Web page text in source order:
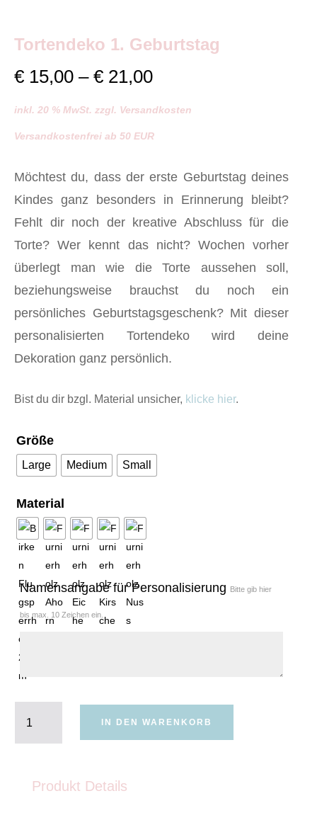
Tortendeko 1. Geburtstag
€ 15,00 – € 21,00Preisspanne:
bis
€ 21,00
inkl. 20 % MwSt. zzgl. Versandkosten
Versandkostenfrei ab 50 EUR
Möchtest du, dass der erste Geburtstag deines
Kindes ganz besonders in Erinnerung bleibt?
Fehlt dir noch der kreative Abschluss für die
Torte? Wer kennt das nicht? Wochen vorher
überlegt man wie die Torte aussehen soll,
beziehungsweise brauchst du noch ein
persönliches Geburtstagsgeschenk? Mit dieser
personalisierten Tortendeko wird deine
Dekoration ganz persönlich.
Bist du dir bzgl. Material unsicher, klicke hier.
Größe
Large Medium Small
Material
Namensangabe für Personalisierung Bitte gib hier
bis max. 10 Zeichen ein.
Geburtstag
IN DEN WARENKORB
Produkt Details